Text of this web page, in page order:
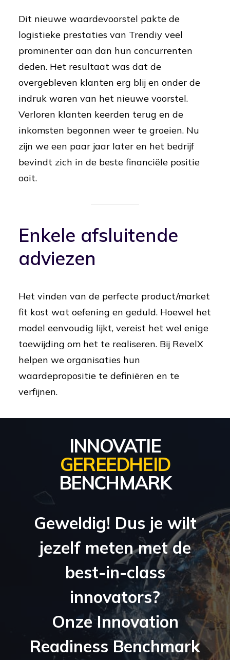
Dit nieuwe waardevoorstel pakte de
logistieke prestaties van Trendiy veel
prominenter aan dan hun concurrenten
deden. Het resultaat was dat de
overgebleven klanten erg blij en onder de
indruk waren van het nieuwe voorstel.
Verloren klanten keerden terug en de
inkomsten begonnen weer te groeien. Nu
zijn we een paar jaar later en het bedrijf
bevindt zich in de beste financiële positie
ooit.
Enkele afsluitende
adviezen
Het vinden van de perfecte product/market
fit kost wat oefening en geduld. Hoewel het
model eenvoudig lijkt, vereist het wel enige
toewijding om het te realiseren. Bij RevelX
helpen we organisaties hun
waardepropositie te definiëren en te
verfijnen.
INNOVATIE
GEREEDHEID
BENCHMARK
Geweldig! Dus je wilt
jezelf meten met de
best-in-class
innovators?
Onze Innovation
Readiness Benchmark